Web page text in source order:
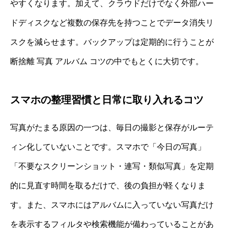
やすくなります。加えて、クラウドだけでなく外部ハー
ドディスクなど複数の保存先を持つことでデータ消失リ
スクを減らせます。バックアップは定期的に行うことが
断捨離 写真 アルバム コツの中でもとくに大切です。
スマホの整理習慣と日常に取り入れるコツ
写真がたまる原因の一つは、毎日の撮影と保存がルーテ
ィン化していないことです。スマホで「今日の写真」
「不要なスクリーンショット・連写・類似写真」を定期
的に見直す時間を取るだけで、後の負担が軽くなりま
す。また、スマホにはアルバムに入っていない写真だけ
を表示するフィルタや検索機能が備わっていることがあ